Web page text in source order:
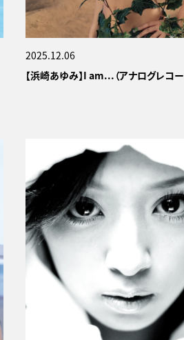
2025.12.06
【浜崎あゆみ】I am...（アナログレコー